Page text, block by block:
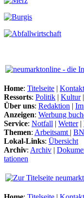
Home: Titelseite | Kontakt
Ressorts: Politik | Kultur|
Über uns: Redaktion |
Anzeigen: Werbung
Service: Notfall | Wetter|
Themen: Arbeitsamt | BN
Lokal-Links: Übersicht
Archiv: Archiv |
tationen